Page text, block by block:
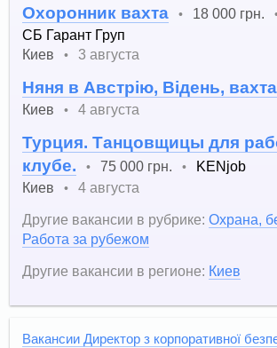
Охоронник вахта • 18 000 грн.
СБ Гарант Груп
Киев
• 3 августа
Няня в Австрію, Відень, вахта
Киев
• 4 августа
Турция. Танцовщицы для
клубе.
• 75 000 грн. •
KENjob
Киев
•
4 августа
Другие вакансии в рубрике: Охрана,
Работа за рубежом
Другие вакансии в регионе: Киев
Вакансии Директор з корпоративної